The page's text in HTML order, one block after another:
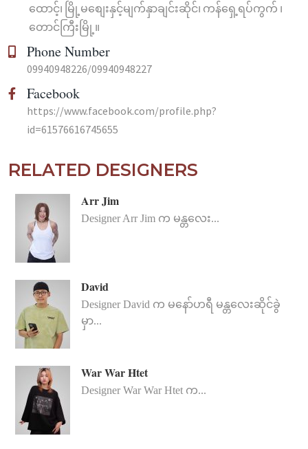
ထောင့်၊ မြို့မစျေးနှင့်မျက်နှာချင်းဆိုင်၊ ကန်ရှေ့ရပ်ကွက် ၊
တောင်ကြီးမြို့။
Phone Number
09940948226/09940948227
Facebook
https://www.facebook.com/profile.php?
id=61576616745655
RELATED DESIGNERS
Arr Jim
Designer Arr Jim က မန္တလေး...
David
Designer David က မနော်ဟရီ မန္တလေးဆိုင်ခွဲ
မှာ...
War War Htet
Designer War War Htet က...